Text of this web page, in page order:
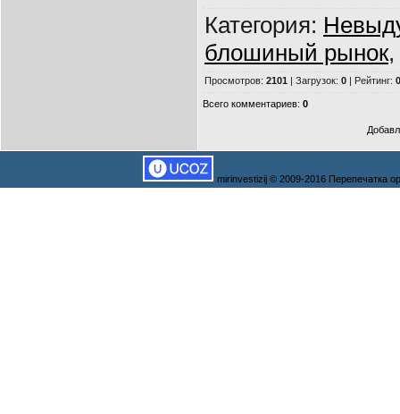
Категория:
блошиный рынок,
Просмотров: 2101 | Загрузок: 0 | Рейтинг:
Всего комментариев: 0
mirinvestizij © 2009-2016 Перепечатка